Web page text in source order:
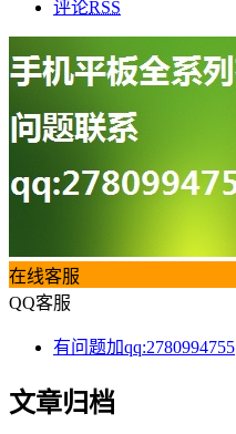
评论RSS
在线客服
QQ客服
有问题加qq:2780994755
文章归档